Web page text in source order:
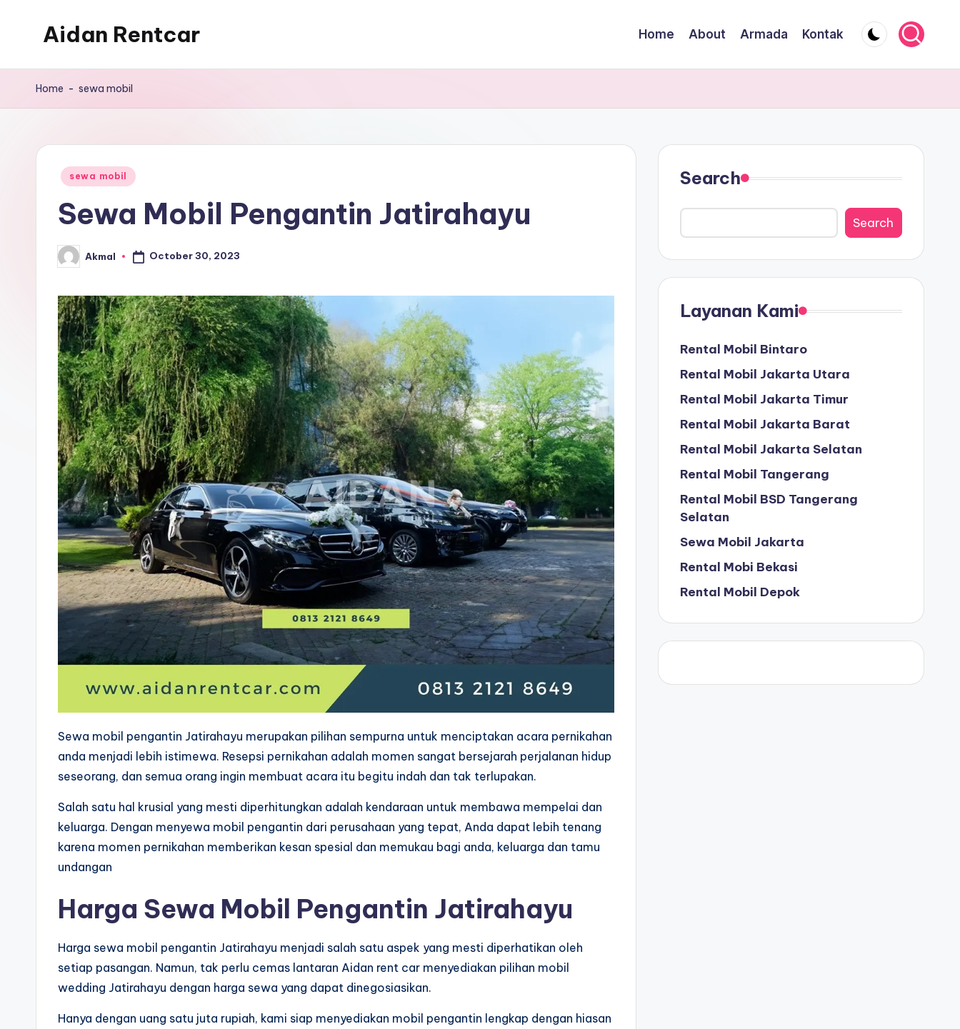
Aidan Rentcar
Mobil
Home About Armada Kontak
Home - sewa mobil
Posted
sewa mobil
Sewa Mobil Pengantin Jatirahayu
Posted
by
Akmal October 30, 2023
Sewa mobil pengantin Jatirahayu merupakan pilihan sempurna untuk menciptakan acara pernikahan
anda menjadi lebih istimewa. Resepsi pernikahan adalah momen sangat bersejarah perjalanan hidup
seseorang, dan semua orang ingin membuat acara itu begitu indah dan tak terlupakan.
Salah satu hal krusial yang mesti diperhitungkan adalah kendaraan untuk membawa mempelai dan
keluarga. Dengan menyewa mobil pengantin dari perusahaan yang tepat, Anda dapat lebih tenang
karena momen pernikahan memberikan kesan spesial dan memukau bagi anda, keluarga dan tamu
undangan
Harga Sewa Mobil Pengantin Jatirahayu
Harga sewa mobil pengantin Jatirahayu menjadi salah satu aspek yang mesti diperhatikan oleh
setiap pasangan. Namun, tak perlu cemas lantaran Aidan rent car menyediakan pilihan mobil
wedding Jatirahayu dengan harga sewa yang dapat dinegosiasikan.
Hanya dengan uang satu juta rupiah, kami siap menyediakan mobil pengantin lengkap dengan hiasan
Search
Search
Layanan Kami
Rental Mobil Bintaro
Rental Mobil Jakarta Utara
Rental Mobil Jakarta Timur
Rental Mobil Jakarta Barat
Rental Mobil Jakarta Selatan
Rental Mobil Tangerang
Rental Mobil BSD Tangerang
Selatan
Sewa Mobil Jakarta
Rental Mobi Bekasi
Rental Mobil Depok